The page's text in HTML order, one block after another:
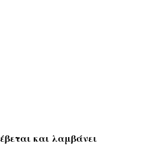
και λαμβάνει